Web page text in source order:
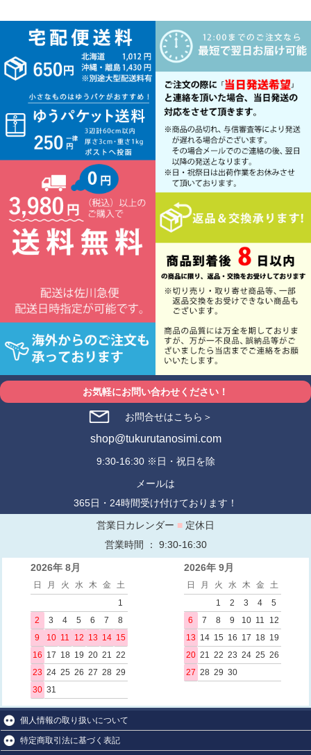
お気軽にお問い合わせください！
お問合せはこちら＞
shop@tukurutanosimi.com
9:30-16:30 ※日・祝日を除
メールは
365日・24時間受け付けております！
営業日カレンダー ■ 定休日
営業時間 ： 9:30-16:30
2026年 8月
日 月 火 水 木 金
土
1
2
3 4 5 6 7
8
9
10 11 12 13 14 15
16 17 18 19 20 21 22
23 24 25 26 27 28 29
30 31
2026年 9月
日 月 火 水 木 金
土
1
2 3 4
5
6
7 8 9 10 11
12
13 14 15 16 17 18 19
20 21 22 23 24 25 26
27 28 29 30
個人情報の取り扱いについて
特定商取引法に基づく表記